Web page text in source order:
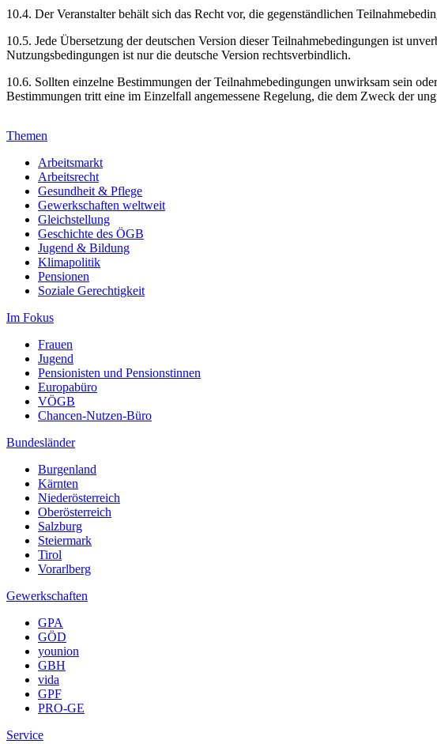
10.4. Der Veranstalter behält sich das Recht vor, die gegenständlichen
10.5. Jede Übersetzung der deutschen Version dieser Teilnahmebedingungen ist
Nutzungsbedingungen ist nur die deutsche Version rechtsverbindlich.
10.6. Sollten einzelne Bestimmungen der Teilnahmebedingungen unwirksam sein
Bestimmungen tritt eine im Einzelfall angemessene Regelung, die dem Zweck der
Themen
Arbeitsmarkt
Arbeitsrecht
Gesundheit & Pflege
Gewerkschaften weltweit
Gleichstellung
Geschichte des ÖGB
Jugend & Bildung
Klimapolitik
Pensionen
Soziale Gerechtigkeit
Im Fokus
Frauen
Jugend
Pensionisten und Pensionstinnen
Europabüro
VÖGB
Chancen-Nutzen-Büro
Bundesländer
Burgenland
Kärnten
Niederösterreich
Oberösterreich
Salzburg
Steiermark
Tirol
Vorarlberg
Gewerkschaften
GPA
GÖD
younion
GBH
vida
GPF
PRO-GE
Service